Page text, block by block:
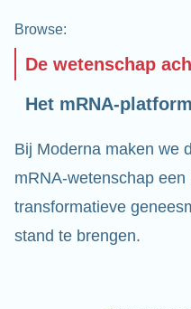
Browse:
De wetenschap
Het mRNA-
Bij Moderna maken we
mRNA-wetenschap
transformatieve
stand te brengen.